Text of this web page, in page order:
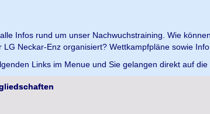
alle Infos rund um unser Nachwuchstraining. Wie
Neckar-Enz organisiert? Wettkampfpläne sowie
Links im Menue und Sie gelangen direkt auf die